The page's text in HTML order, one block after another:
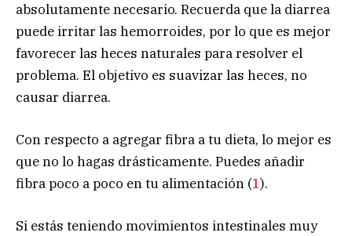
absolutamente necesario. Recuerda que la diarrea
puede irritar las hemorroides, por lo que es mejor
favorecer las heces naturales para resolver el
problema. El objetivo es suavizar las heces, no
causar diarrea.
Con respecto a agregar fibra a tu dieta, lo mejor es
que no lo hagas drásticamente. Puedes añadir
fibra poco a poco en tu alimentación (1).
Si estás teniendo movimientos intestinales muy